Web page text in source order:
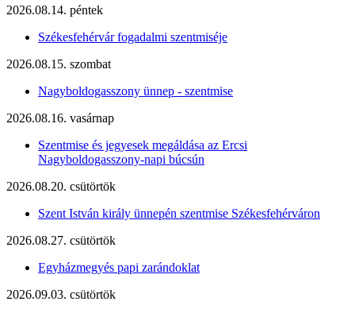
2026.08.14. péntek
Székesfehérvár fogadalmi szentmiséje
2026.08.15. szombat
Nagyboldogasszony ünnep - szentmise
2026.08.16. vasárnap
Szentmise és jegyesek megáldása az Ercsi
Nagyboldogasszony-napi búcsún
2026.08.20. csütörtök
Szent István király ünnepén szentmise Székesfehérváron
2026.08.27. csütörtök
Egyházmegyés papi zarándoklat
2026.09.03. csütörtök